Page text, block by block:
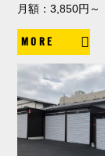
月額：3,850円～
MORE